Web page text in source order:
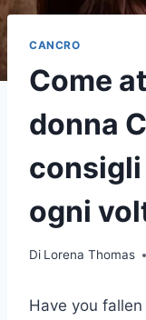
CANCRO
Come
donna
ogni
Di Lorena Thomas
Have you